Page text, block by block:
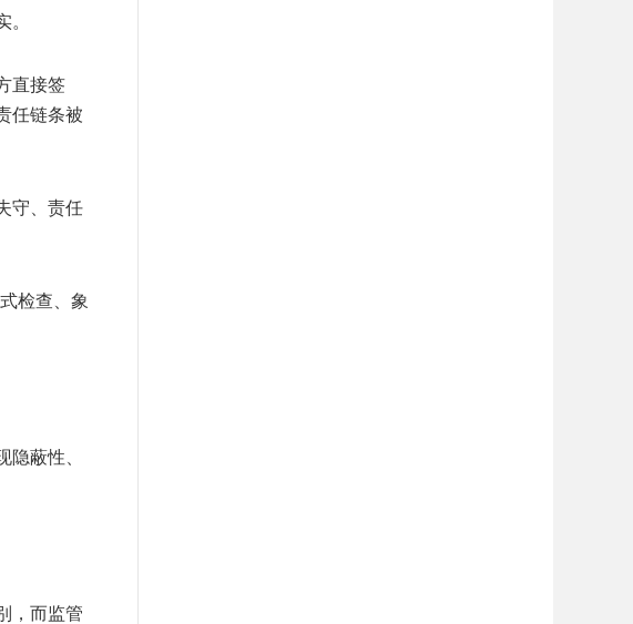
直接签
任链条被
守、责任
检查、象
蔽性、
，而监管